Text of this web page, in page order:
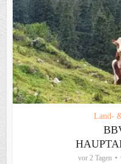
Land-
vor 2 Tagen